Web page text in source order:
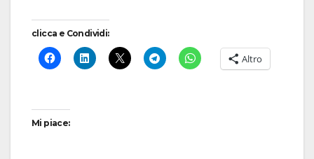
clicca e Condividi:
Altro
Mi piace: